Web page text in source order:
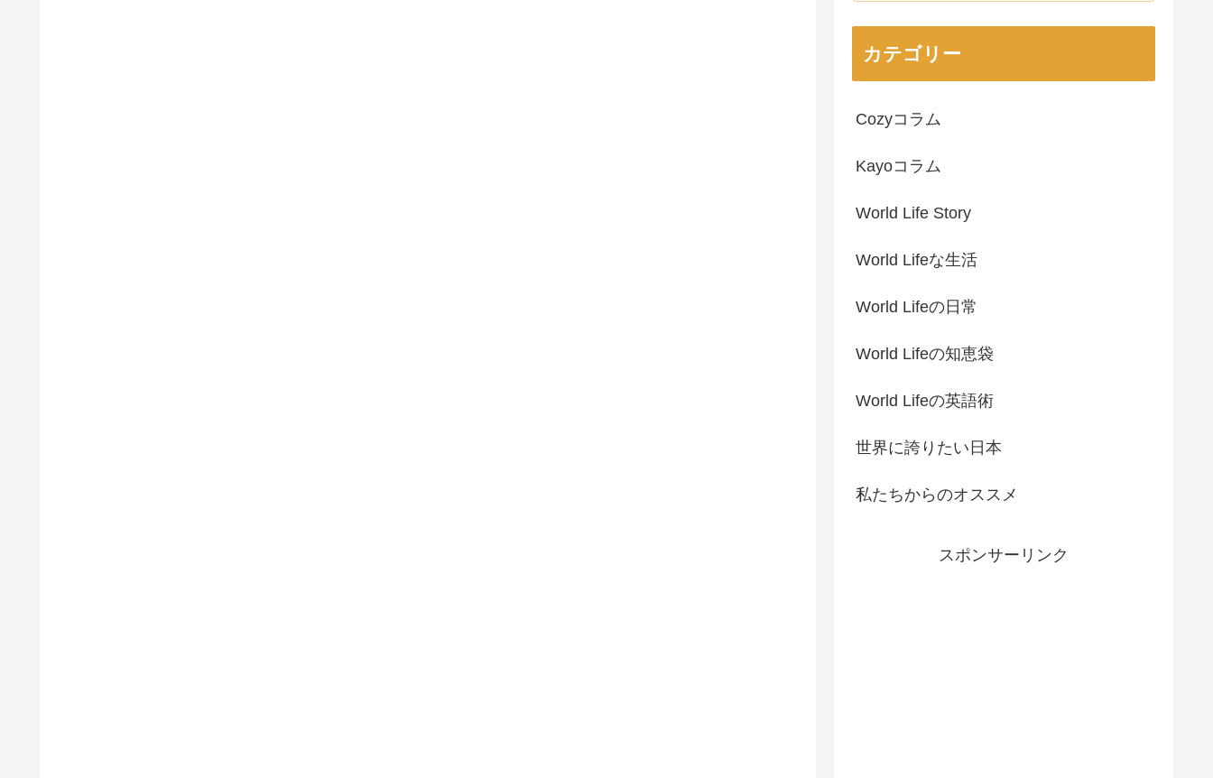
カテゴリー
Cozyコラム
Kayoコラム
World Life Story
World Lifeな生活
World Lifeの日常
World Lifeの知恵袋
World Lifeの英語術
世界に誇りたい日本
私たちからのオススメ
スポンサーリンク